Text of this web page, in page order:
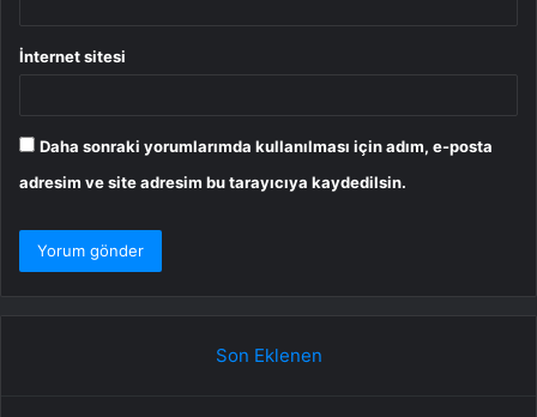
İnternet sitesi
Daha sonraki yorumlarımda kullanılması için adım, e-posta
adresim ve site adresim bu tarayıcıya kaydedilsin.
Son Eklenen